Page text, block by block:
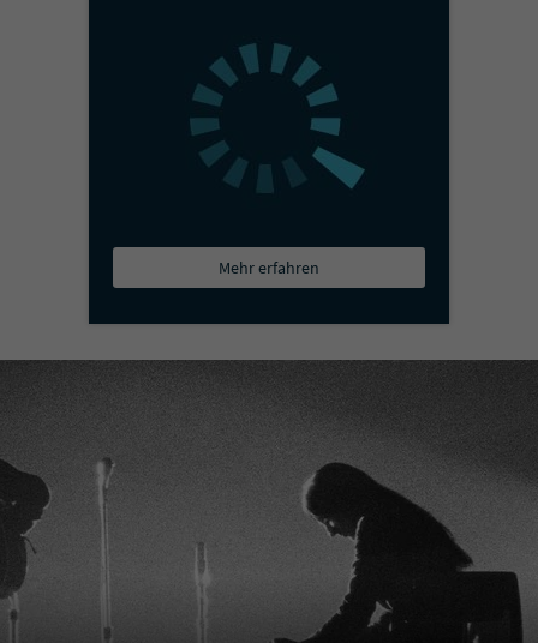
Mehr erfahren